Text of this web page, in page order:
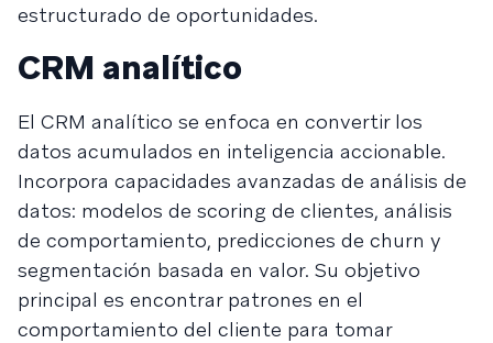
estructurado de oportunidades.
CRM analítico
El CRM analítico se enfoca en convertir los
datos acumulados en inteligencia accionable.
Incorpora capacidades avanzadas de análisis de
datos: modelos de scoring de clientes, análisis
de comportamiento, predicciones de churn y
segmentación basada en valor. Su objetivo
principal es encontrar patrones en el
comportamiento del cliente para tomar